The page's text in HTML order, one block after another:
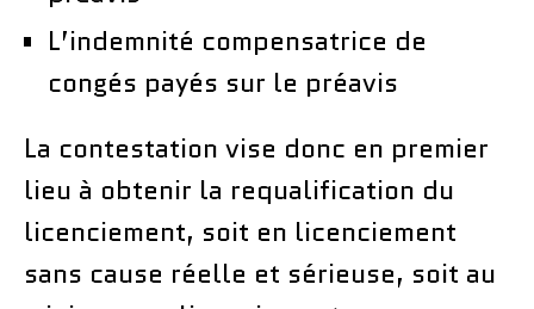
L’indemnité compensatrice de
congés payés sur le préavis
La contestation vise donc en premier
lieu à obtenir la requalification du
licenciement, soit en licenciement
sans cause réelle et sérieuse, soit au